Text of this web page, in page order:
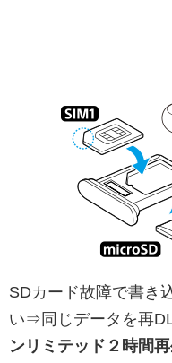
SDカード故障で書き
い⇒同じデータを再
ンリミテッド２時間